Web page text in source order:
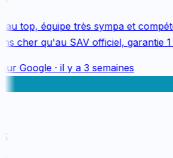
top, équipe très sympa et
cher qu'au SAV officiel, garantie 1
Google· il y a 3 semaines